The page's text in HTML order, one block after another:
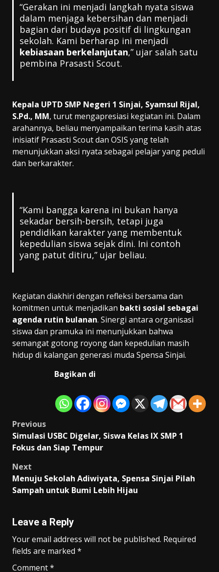
“Gerakan ini menjadi langkah nyata siswa
dalam menjaga kebersihan dan menjadi
bagian dari budaya positif di lingkungan
sekolah. Kami berharap ini menjadi
kebiasaan berkelanjutan,” ujar salah satu
pembina Prasasti Scout.
Kepala UPTD SMP Negeri 1 Sinjai, Syamsul Rijal,
S.Pd., MM, turut mengapresiasi kegiatan ini. Dalam
arahannya, beliau menyampaikan terima kasih atas
inisiatif Prasasti Scout dan OSIS yang telah
menunjukkan aksi nyata sebagai pelajar yang peduli
dan berkarakter.
“Kami bangga karena ini bukan hanya
sekadar bersih-bersih, tetapi juga
pendidikan karakter yang membentuk
kepedulian siswa sejak dini. Ini contoh
yang patut ditiru,” ujar beliau.
Kegiatan diakhiri dengan refleksi bersama dan
komitmen untuk menjadikan bakti sosial sebagai
agenda rutin bulanan. Sinergi antara organisasi
siswa dan pramuka ini menunjukkan bahwa
semangat gotong royong dan kepedulian masih
hidup di kalangan generasi muda Spensa Sinjai.
Bagikan di
Post
navigation
Previous
Simulasi USBC Digelar, Siswa Kelas IX SMP 1
Fokus dan Siap Tempur
Next
Menuju Sekolah Adiwiyata, Spensa Sinjai Pilah
Sampah untuk Bumi Lebih Hijau
Leave a Reply
Your email address will not be published. Required
fields are marked *
Comment*